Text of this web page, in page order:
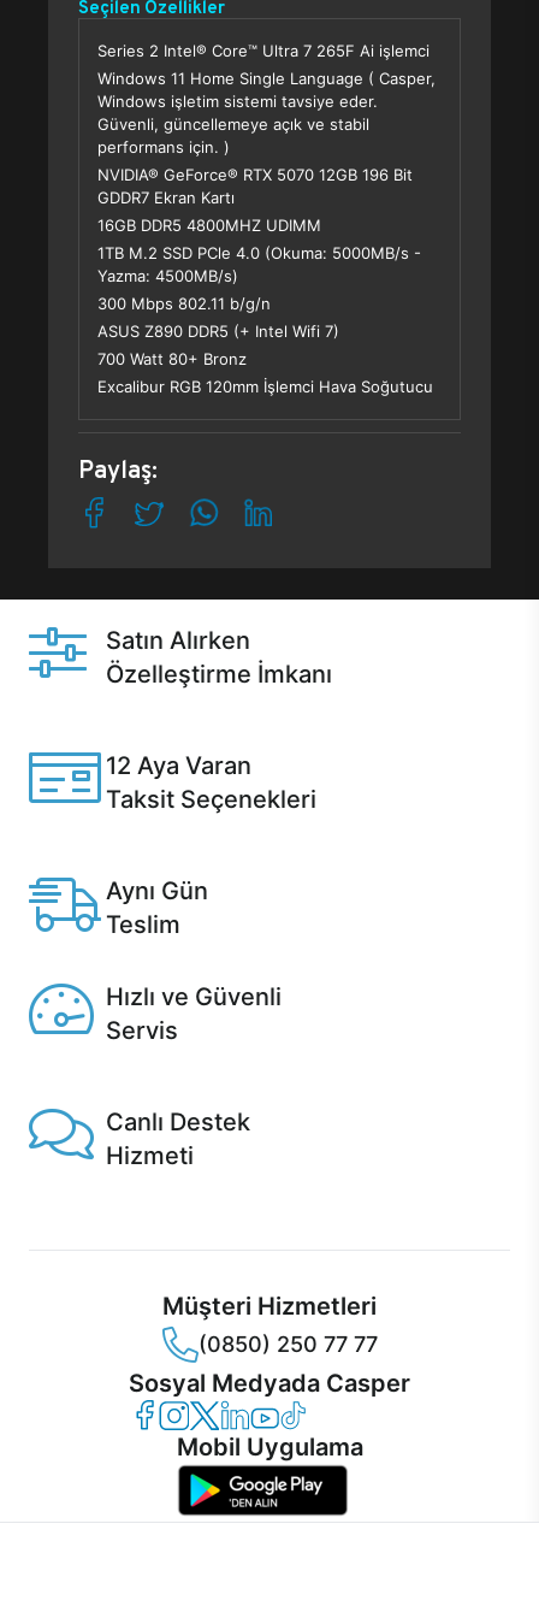
Seçilen Özellikler
Series 2 Intel® Core™ Ultra 7 265F Ai işlemci
Windows 11 Home Single Language ( Casper,
Windows işletim sistemi tavsiye eder.
Güvenli, güncellemeye açık ve stabil
performans için. )
NVIDIA® GeForce® RTX 5070 12GB 196 Bit
GDDR7 Ekran Kartı
16GB DDR5 4800MHZ UDIMM
1TB M.2 SSD PCle 4.0 (Okuma: 5000MB/s -
Yazma: 4500MB/s)
300 Mbps 802.11 b/g/n
ASUS Z890 DDR5 (+ Intel Wifi 7)
700 Watt 80+ Bronz
Excalibur RGB 120mm İşlemci Hava Soğutucu
Paylaş:
Satın Alırken
Özelleştirme İmkanı
12 Aya Varan
Taksit Seçenekleri
Aynı Gün
Teslim
Hızlı ve Güvenli
Servis
Canlı Destek
Hizmeti
Müşteri Hizmetleri
(0850) 250 77 77
Sosyal Medyada Casper
Casper Facebook
Casper Instagram
Casper Twitter
Casper LinkedIn
Casper YouTube
Casper TikTok
Mobil Uygulama